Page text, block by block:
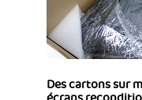
Des cartons sur